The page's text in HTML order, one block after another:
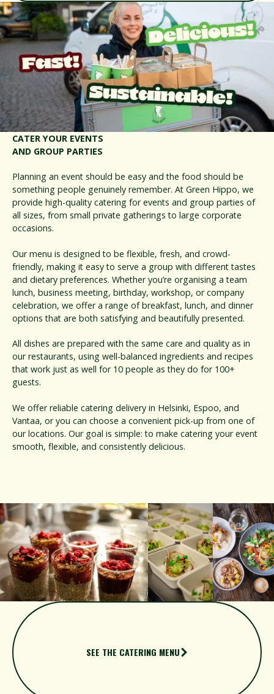
CATER YOUR EVENTS
AND GROUP PARTIES
Planning an event should be easy and the food should be
something people genuinely remember. At Green Hippo, we
provide high-quality catering for events and group parties of
all sizes, from small private gatherings to large corporate
occasions.
Our menu is designed to be flexible, fresh, and crowd-
friendly, making it easy to serve a group with different tastes
and dietary preferences. Whether you’re organising a team
lunch, business meeting, birthday, workshop, or company
celebration, we offer a range of breakfast, lunch, and dinner
options that are both satisfying and beautifully presented.
All dishes are prepared with the same care and quality as in
our restaurants, using well-balanced ingredients and recipes
that work just as well for 10 people as they do for 100+
guests.
We offer reliable catering delivery in Helsinki, Espoo, and
Vantaa, or you can choose a convenient pick-up from one of
our locations. Our goal is simple: to make catering your event
smooth, flexible, and consistently delicious.
See the catering menu
SEE THE CATERING MENU